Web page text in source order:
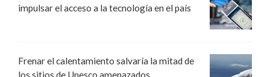
impulsar el acceso a la tecnología en el país
Frenar el calentamiento salvaría la mitad de
los sitios de Unesco amenazados